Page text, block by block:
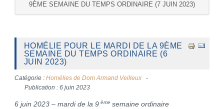
9ÈME SEMAINE DU TEMPS ORDINAIRE (7 JUIN 2023)
HOMÉLIE POUR LE MARDI DE LA 9ÈME
SEMAINE DU TEMPS ORDINAIRE (6
JUIN 2023)
Catégorie : Homélies de Dom Armand Veilleux
Publication : 6 juin 2023
6 juin 2023 – mardi de la 9ème semaine ordinaire